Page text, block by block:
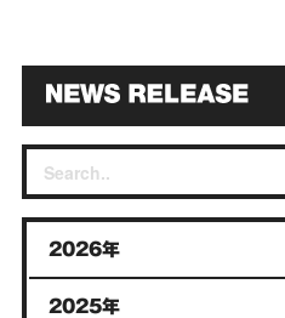
2026年
2025年